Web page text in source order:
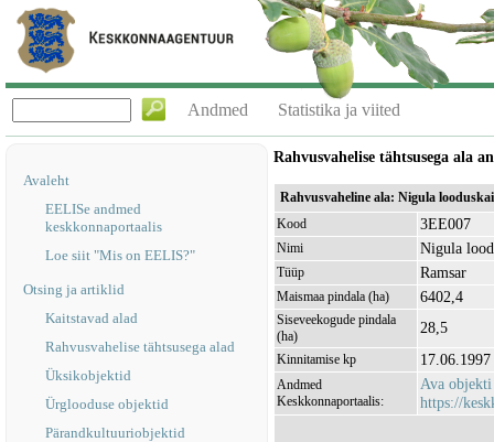
Andmed Statistika ja viited
Avaleht
EELISe andmed
keskkonnaportaalis
Loe siit "Mis on EELIS?"
Otsing ja artiklid
Kaitstavad alad
Rahvusvahelise tähtsusega alad
Üksikobjektid
Ürglooduse objektid
Pärandkultuuriobjektid
Rahvusvahelise tähtsusega ala
Rahvusvaheline ala: Nigula
Kood
3EE007
Nimi Nigula
Tüüp Ramsar
Maismaa pindala (ha) 6402,4
Siseveekogude pindala
(ha)
28,5
Kinnitamise kp 17.06.1997
Andmed
Keskkonnaportaalis:
Ava objekti
https://